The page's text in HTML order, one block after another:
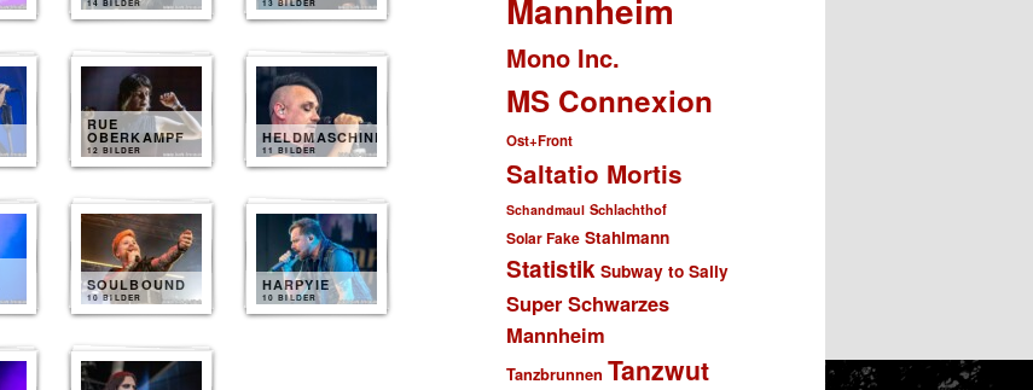
14 BILDER 13 BILDER
RUE
OBERKAMPF
12 BILDER
HELDMASCHINE
11 BILDER
SOULBOUND
10 BILDER
HARPYIE
10 BILDER
Mannheim
Mono Inc.
MS Connexion
Ost+Front
Saltatio Mortis
Schandmaul Schlachthof
Solar Fake Stahlmann
Statistik Subway to Sally
Super Schwarzes
Mannheim
Tanzbrunnen Tanzwut